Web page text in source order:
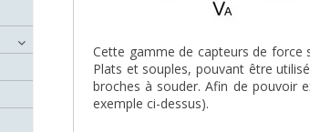
Cette gamme de capteurs de force
Plats et souples, pouvant être
broches à souder. Afin de pouvoir
exemple ci-dessus).